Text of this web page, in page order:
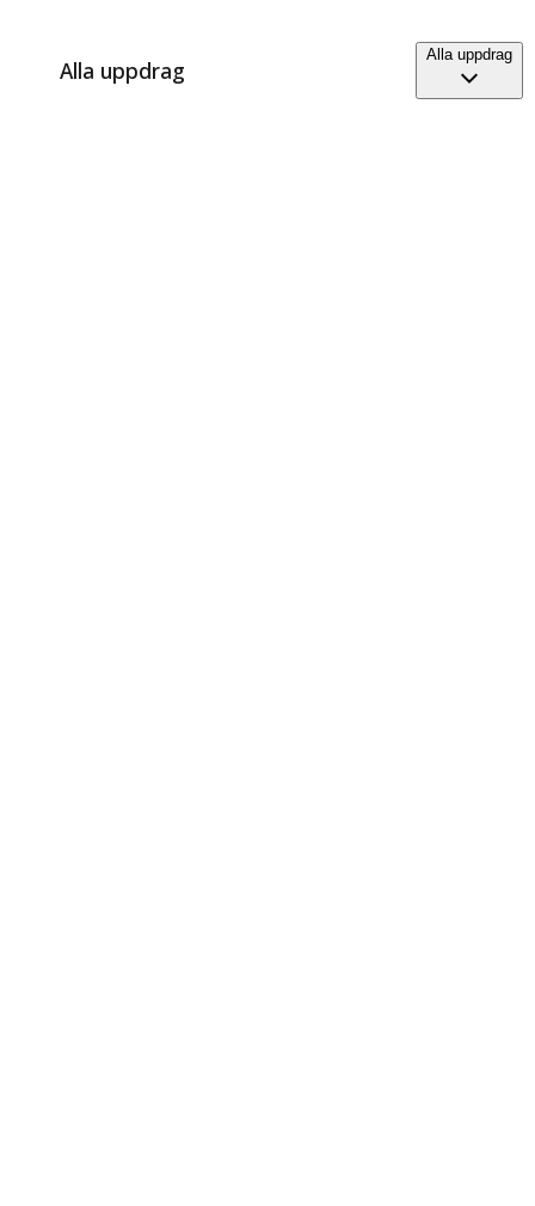
Alla uppdrag
Alla uppdrag